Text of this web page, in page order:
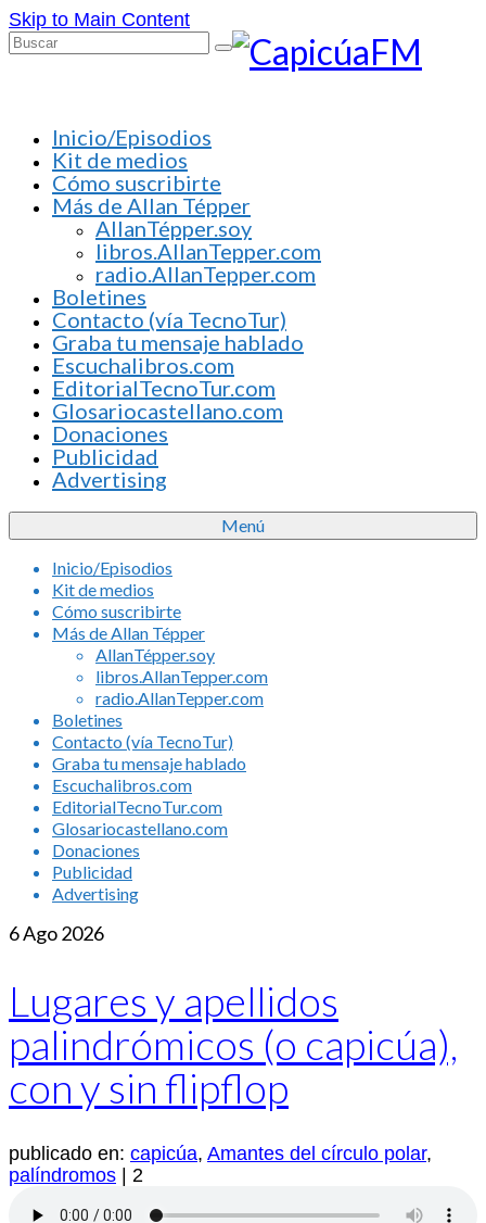
Skip to Main Content
Buscar
Inicio/Episodios
Kit de medios
Cómo suscribirte
Más de Allan Tépper
AllanTépper.soy
libros.AllanTepper.com
radio.AllanTepper.com
Boletines
Contacto (vía TecnoTur)
Graba tu mensaje hablado
Escuchalibros.com
EditorialTecnoTur.com
Glosariocastellano.com
Donaciones
Publicidad
Advertising
Menú
Inicio/Episodios
Kit de medios
Cómo suscribirte
Más de Allan Tépper
AllanTépper.soy
libros.AllanTepper.com
radio.AllanTepper.com
Boletines
Contacto (vía TecnoTur)
Graba tu mensaje hablado
Escuchalibros.com
EditorialTecnoTur.com
Glosariocastellano.com
Donaciones
Publicidad
Advertising
6Ago 2026
Lugares y apellidos
palindrómicos (o capicúa),
con y sin flipflop
publicado en: capicúa, Amantes del círculo polar,
palíndromos
2